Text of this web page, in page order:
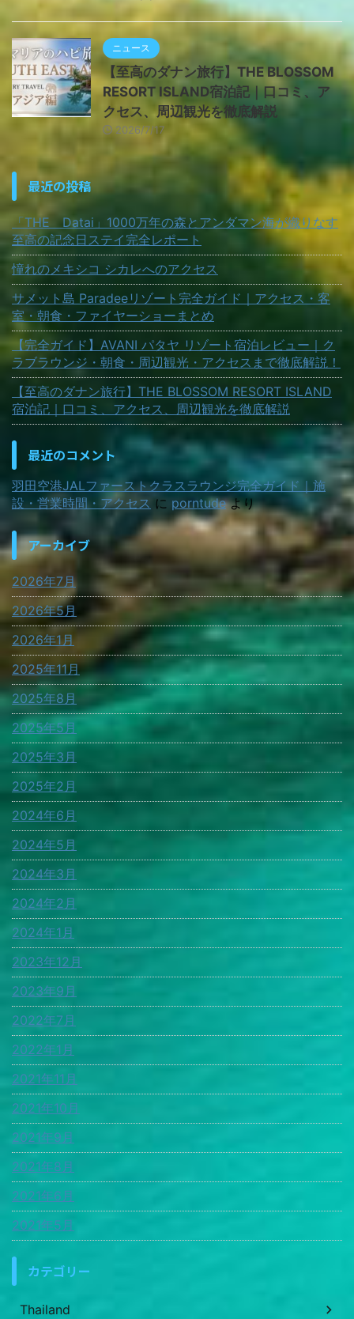
ニュース
【至高のダナン旅行】THE BLOSSOM
RESORT ISLAND宿泊記｜口コミ、ア
クセス、周辺観光を徹底解説
2026/7/17
最近の投稿
「THE Datai」1000万年の森とアンダマン海が織りなす
至高の記念日ステイ完全レポート
憧れのメキシコ シカレへのアクセス
サメット島 Paradeeリゾート完全ガイド｜アクセス・客
室・朝食・ファイヤーショーまとめ
【完全ガイド】AVANI パタヤ リゾート宿泊レビュー｜ク
ラブラウンジ・朝食・周辺観光・アクセスまで徹底解説！
【至高のダナン旅行】THE BLOSSOM RESORT ISLAND
宿泊記｜口コミ、アクセス、周辺観光を徹底解説
最近のコメント
羽田空港JALファーストクラスラウンジ完全ガイド｜施
設・営業時間・アクセス に porntudeより
アーカイブ
2026年7月
2026年5月
2026年1月
2025年11月
2025年8月
2025年5月
2025年3月
2025年2月
2024年6月
2024年5月
2024年3月
2024年2月
2024年1月
2023年12月
2023年9月
2022年7月
2022年1月
2021年11月
2021年10月
2021年9月
2021年8月
2021年6月
2021年5月
カテゴリー
Thailand